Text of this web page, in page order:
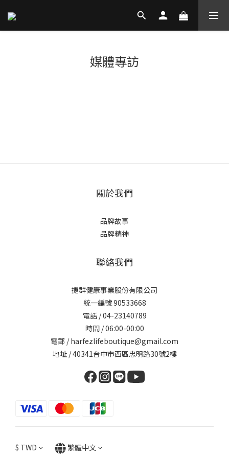
媒體專訪
關於我們
品牌故事
品牌精神
聯絡我們
捷群健康事業股份有限公司
統一編號 90533668
電話 / 04-23140789
時間 / 06:00-00:00
電郵 / harfezlifeboutique@gmail.com
地址 / 40341台中市西區忠明路30號2樓
$ TWD 繁體中文